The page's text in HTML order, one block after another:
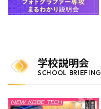
学校説明会
SCHOOL BRIEFING